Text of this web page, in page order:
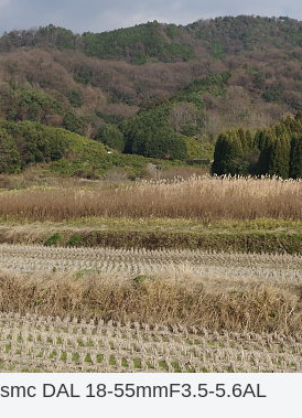
DAL 18-55mmF3.5-5.6AL